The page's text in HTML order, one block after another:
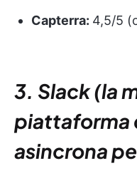
Capterra: 4,5/5
3. Slack (la
piattaforma
asincrona